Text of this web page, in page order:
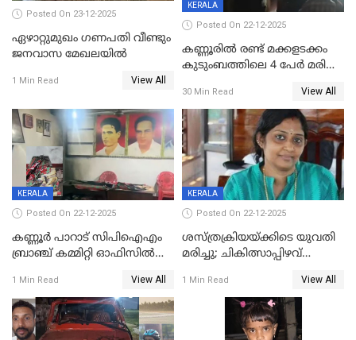
Posted On 23-12-2025
ഏഴാറ്റുമുഖം ഗണപതി വീണ്ടും
ജനവാസ മേഖലയിൽ
1 Min Read View All
KERALA
Posted On 22-12-2025
കണ്ണൂരിൽ രണ്ട് മക്കളടക്കം
കുടുംബത്തിലെ 4 പേർ മരിച്ച
30 Min Read View All
KERALA
Posted On 22-12-2025
കണ്ണൂർ പാറാട് സിപിഐഎം
ബ്രാഞ്ച് കമ്മിറ്റി ഓഫിസിൽ
ചിത്രങ്ങളടക്കം കത്തിയ
നിലയിൽ
1 Min Read View All
KERALA
Posted On 22-12-2025
ശസ്ത്രക്രിയയ്‌ക്കിടെ യുവതി
മരിച്ചു; ചികിത്സാപ്പിഴവ്
സംഭവം മാവേലിക്കരയിൽ
1 Min Read View All